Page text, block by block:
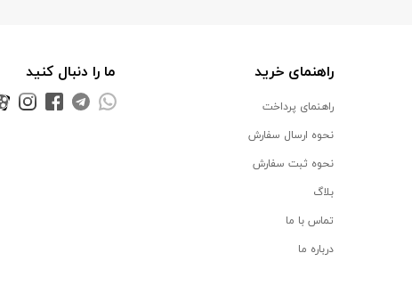
راهنمای خرید
راهنمای پرداخت
نحوه ارسال سفارش
نحوه ثبت سفارش
بلاگ
تماس با ما
درباره ما
ما را دنبال کنید